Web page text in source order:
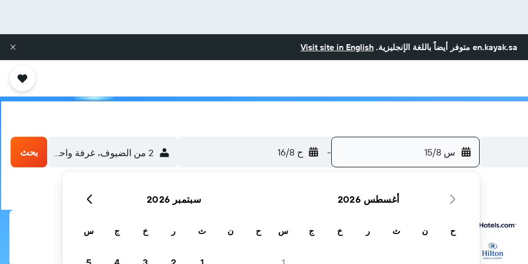
en.kayak.sa متوفر أيضاً باللغة الإنجليزية. Visit site in English
س 15/8 - ح 16/8 2 من الضيوف، غرفة واحدة بحث
أغسطس 2026
ح ن ث ر خ ج س
سبتمبر 2026
ح ن ث ر خ ج س